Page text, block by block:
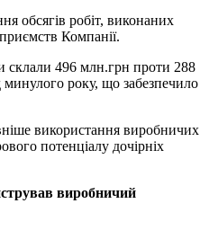
обсягів робіт, виконаних
Компанії.
склали 496 млн.грн проти 288
минулого року, що забезпечило
використання виробничих
потенціалу дочірніх
виробничий